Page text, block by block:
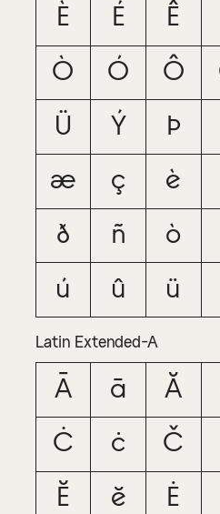
È
É Ê
Ò
Ó Ô
Ü
Ý Þ
æ
ç è
ð
ñ ò
ú
û ü
Latin Extended-A
Ā ā Ă
Ċ
ċ Č
Ĕ
ĕ Ė